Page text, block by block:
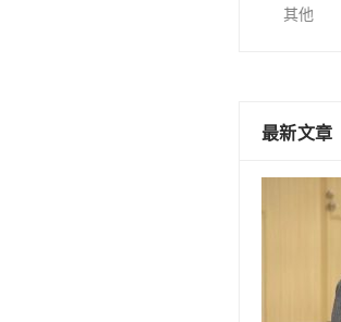
其他
最新文章